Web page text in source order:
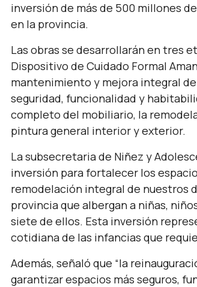
inversión de más de 500 millones
en la provincia.
Las obras se desarrollarán en tres
Dispositivo de Cuidado Formal
mantenimiento y mejora integral
seguridad, funcionalidad y
completo del mobiliario, la
pintura general interior y exterior.
La subsecretaria de Niñez y
inversión para fortalecer los
remodelación integral de nuestros
provincia que albergan a niñas,
siete de ellos. Esta inversión
cotidiana de las infancias que
Además, señaló que “la
garantizar espacios más seguros,